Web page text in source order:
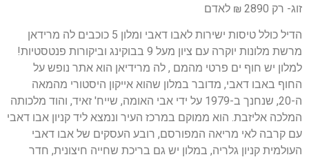
זוג- רק 2890 ₪ לאדם
הדיל כולל טיסות ישירות לאבו דאבי ומלון 5 כוכבים לה מרידאן
מרשת מלונות יוקרה עם ציון מעל 9 בבוקינג וביקורות פנטסטיות!
למלון יש חוף ים פרטי מהמם , לה מרידיאן הוא אתר נופש על
החוף באבו דאבי, מדובר במלון שהוא אייקון היסטורי מהמאה
ה-20, שנחנך ב-1979 על ידי אבי האומה, שייח' זאיד, והוד מלכותה
המלכה אליזבת. הוא ממוקם במרכז העיר ונמצא ליד קניון אבו דאבי
עם קרבה לאי מריאה המפורסם, רובע העסקים של אבו דאבי
העולמית קניון גלריה, במלון יש גם בריכת שחייה חיצונית, חדר